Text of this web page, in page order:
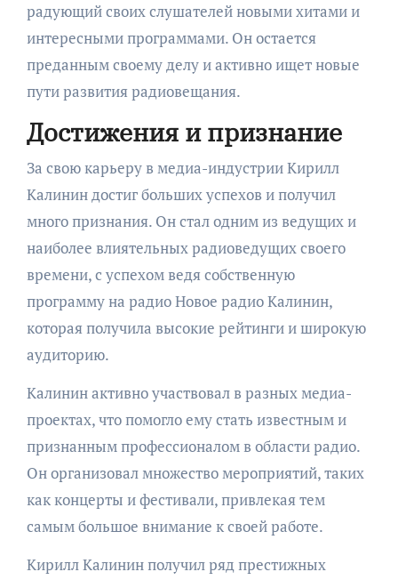
радующий своих слушателей новыми хитами и
интересными программами. Он остается
преданным своему делу и активно ищет новые
пути развития радиовещания.
Достижения и признание
За свою карьеру в медиа-индустрии Кирилл
Калинин достиг больших успехов и получил
много признания. Он стал одним из ведущих и
наиболее влиятельных радиоведущих своего
времени, с успехом ведя собственную
программу на радио Новое радио Калинин,
которая получила высокие рейтинги и широкую
аудиторию.
Калинин активно участвовал в разных медиа-
проектах, что помогло ему стать известным и
признанным профессионалом в области радио.
Он организовал множество мероприятий, таких
как концерты и фестивали, привлекая тем
самым большое внимание к своей работе.
Кирилл Калинин получил ряд престижных